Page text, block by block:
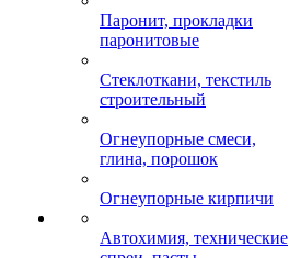
Паронит, прокладки
паронитовые
Стеклоткани, текстиль
строительный
Огнеупорные смеси,
глина, порошок
Огнеупорные кирпичи
Автохимия, технические